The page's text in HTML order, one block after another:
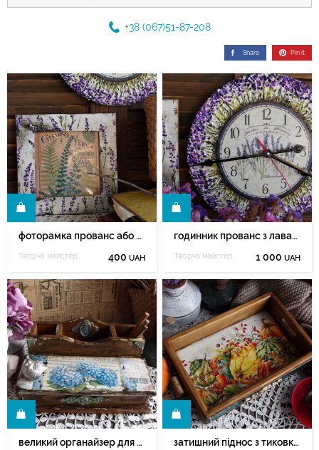
+38 (067)51-87-208
Share Pin it
фоторамка прованс або картина прованс
Творча майстерня Марії Зеленюк 400 UAH
КУПИТИ
годинник прованс з лавандою
Творча майстерня Марії Зеленюк 1 000 UAH
великий органайзер для канцелярії чи косметики
КУПИТИ
затишний піднос з тиковками